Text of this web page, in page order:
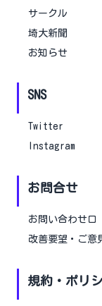
サークル
埼大新聞
お知らせ
SNS
Twitter
Instagram
お問合せ
お問い合わせ口
改善要望・ご意
規約・ポリ